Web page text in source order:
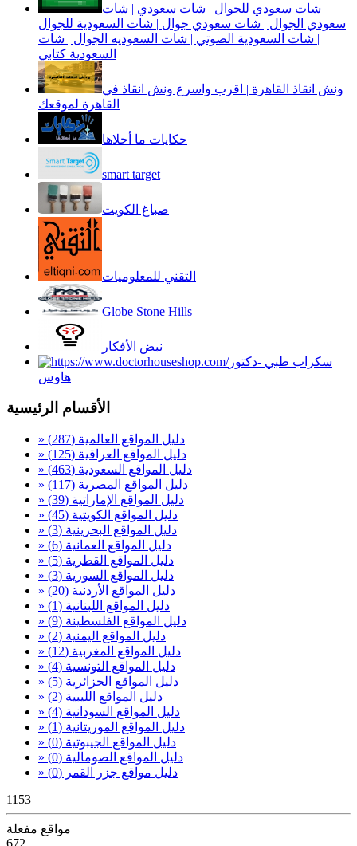
شات سعودي للجوال | شات سعودي | شات
سعودي الجوال | شات سعودي جوال | شات السعودية للجوال
| شات السعودية الصوتي | شات السعوديه الجوال | شات
السعودية كتابي
ونش انقاذ القاهرة | اقرب واسرع ونش انقاذ في
القاهرة لموقعك
حكايات ما أحلاها
smart target
صباغ الكويت
التقني للمعلوميات
Globe Stone Hills
نبض الأفكار
سكراب طبي -دكتور
هاوس
الأقسام الرئيسية
» دليل المواقع العالمية (287)
» دليل المواقع العراقية (125)
» دليل المواقع السعودية (463)
» دليل المواقع المصرية (117)
» دليل المواقع الإماراتية (39)
» دليل المواقع الكويتية (45)
» دليل المواقع البحرينية (3)
» دليل المواقع العمانية (6)
» دليل المواقع القطرية (5)
» دليل المواقع السورية (3)
» دليل المواقع الأردنية (20)
» دليل المواقع اللبنانية (1)
» دليل المواقع الفلسطينة (9)
» دليل المواقع اليمنية (2)
» دليل المواقع المغربية (12)
» دليل المواقع التونسية (4)
» دليل المواقع الجزائرية (5)
» دليل المواقع الليبية (2)
» دليل المواقع السودانية (4)
» دليل المواقع الموريتانية (1)
» دليل المواقع الجيبوتية (0)
» دليل المواقع الصومالية (0)
» دليل مواقع جزر القمر (0)
1153
مواقع مفعلة